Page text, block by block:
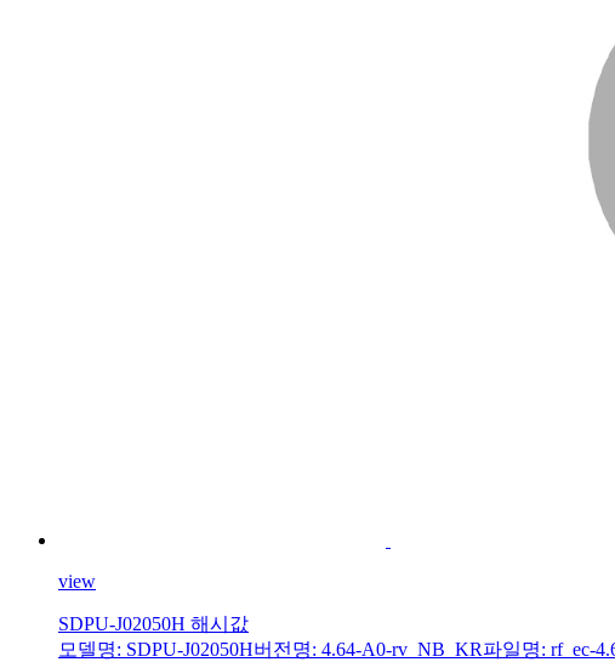
view
SDPU-J02050H 해시값
모델명: SDPU-J02050H버전명: 4.64-A0-rv_NB_KR파일명: rf_ec-